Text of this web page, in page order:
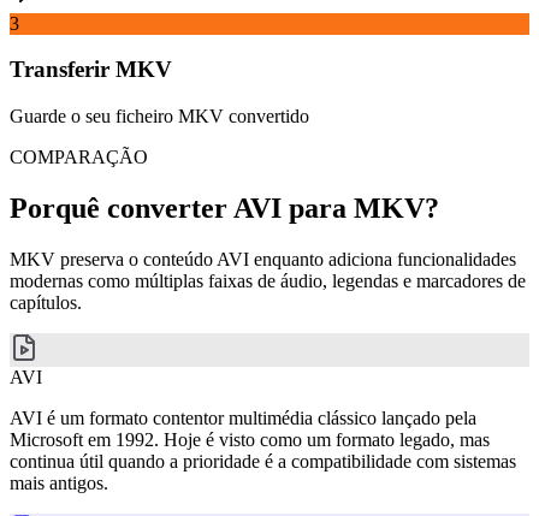
3
Transferir MKV
Guarde o seu ficheiro MKV convertido
COMPARAÇÃO
Porquê converter AVI para MKV?
MKV preserva o conteúdo AVI enquanto adiciona funcionalidades
modernas como múltiplas faixas de áudio, legendas e marcadores de
capítulos.
AVI
AVI é um formato contentor multimédia clássico lançado pela
Microsoft em 1992. Hoje é visto como um formato legado, mas
continua útil quando a prioridade é a compatibilidade com sistemas
mais antigos.